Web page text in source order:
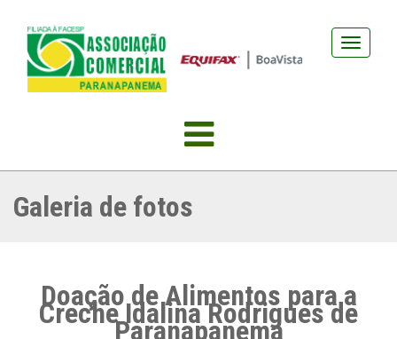
Abrir
navegação
Galeria de fotos
Doação de Alimentos para a
Creche Idalina Rodrigues de
Paranapanema